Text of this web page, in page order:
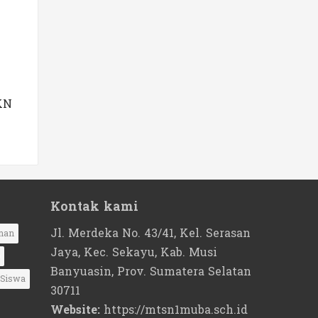
Siswa
Kontak kami
Jl. Merdeka No. 43/41, Kel. Serasan
Jaya, Kec. Sekayu, Kab. Musi
Banyuasin, Prov. Sumatera Selatan
30711
Website: https://mtsn1muba.sch.id